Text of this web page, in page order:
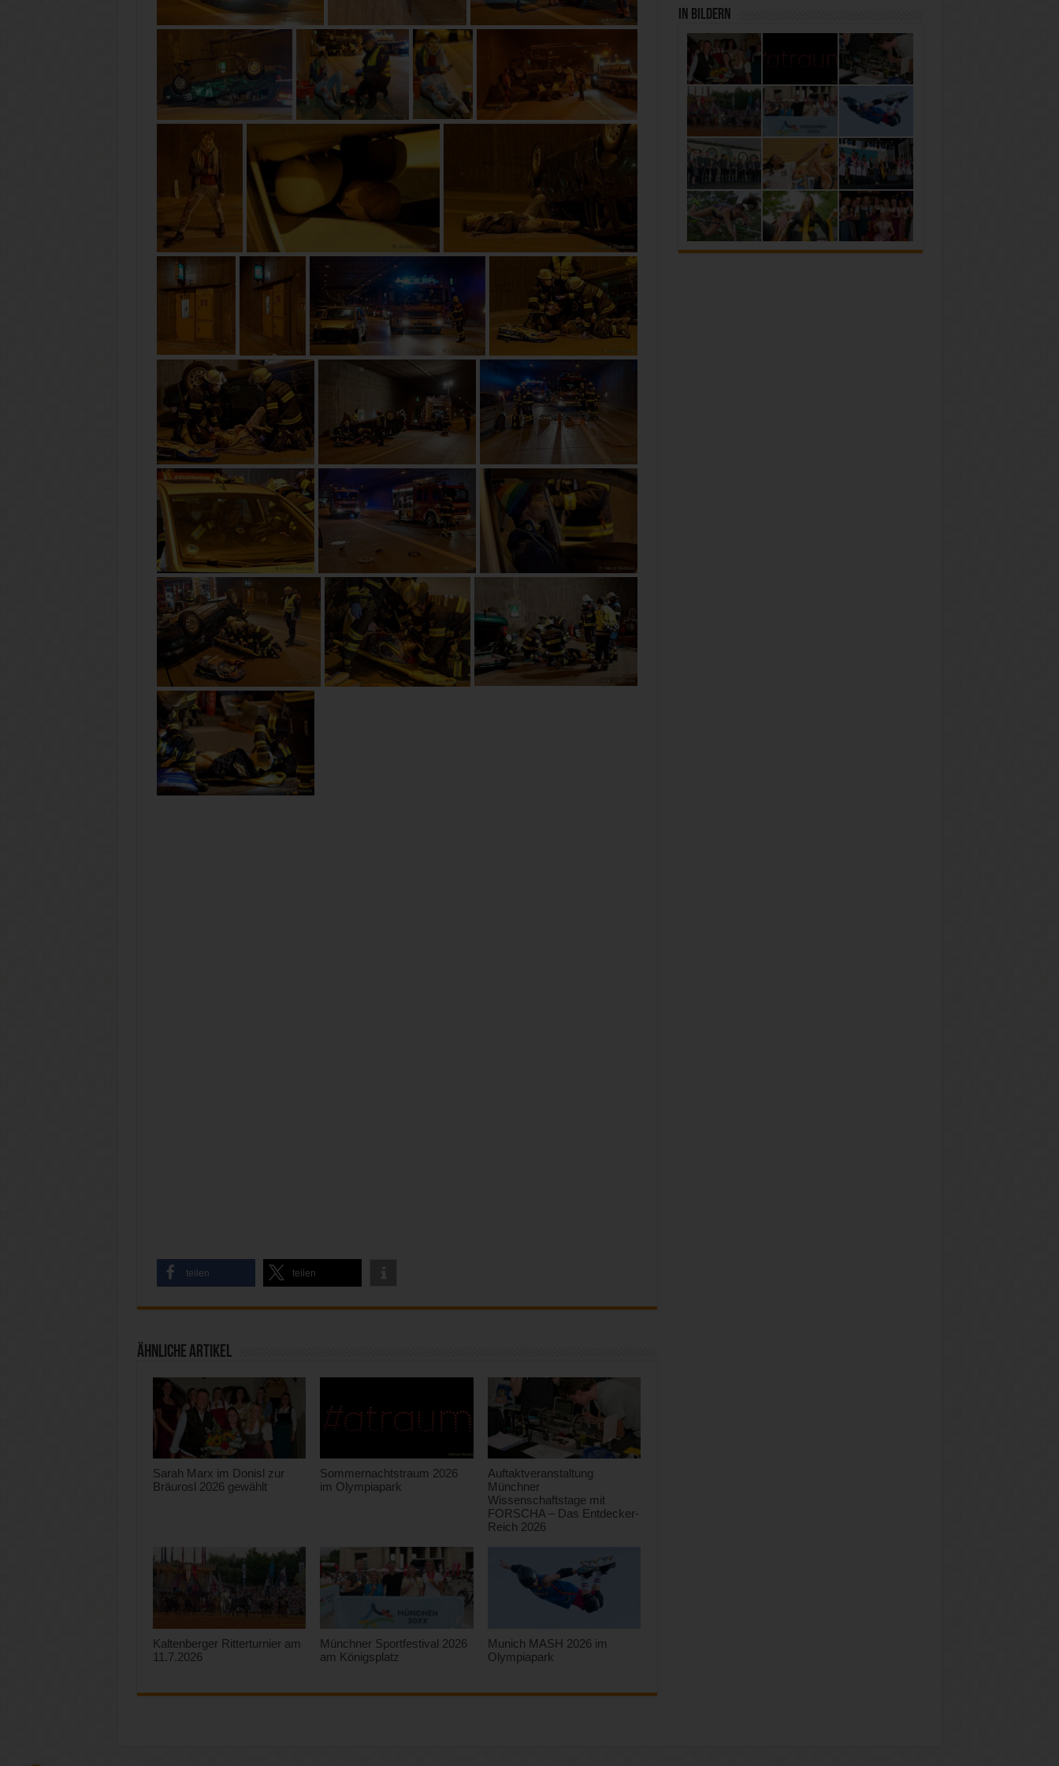
teilen teilen
Ähnliche Artikel
Sarah Marx im Donisl zur
Bräurosl 2026 gewählt
Sommernachtstraum 2026
im Olympiapark
Auftaktveranstaltung
Münchner
Wissenschaftstage mit
FORSCHA – Das Entdecker-
Reich 2026
Kaltenberger Ritterturnier am
11.7.2026
Münchner Sportfestival 2026
am Königsplatz
Munich MASH 2026 im
Olympiapark
In Bildern